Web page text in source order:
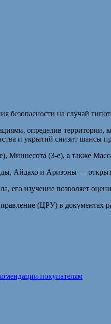
на случай
определив
и укрытий снизит шансы
Миннесота (3-е), а также
Айдахо и Аризоны —
его изучение позволяет
(ЦРУ) в документах
покупателям